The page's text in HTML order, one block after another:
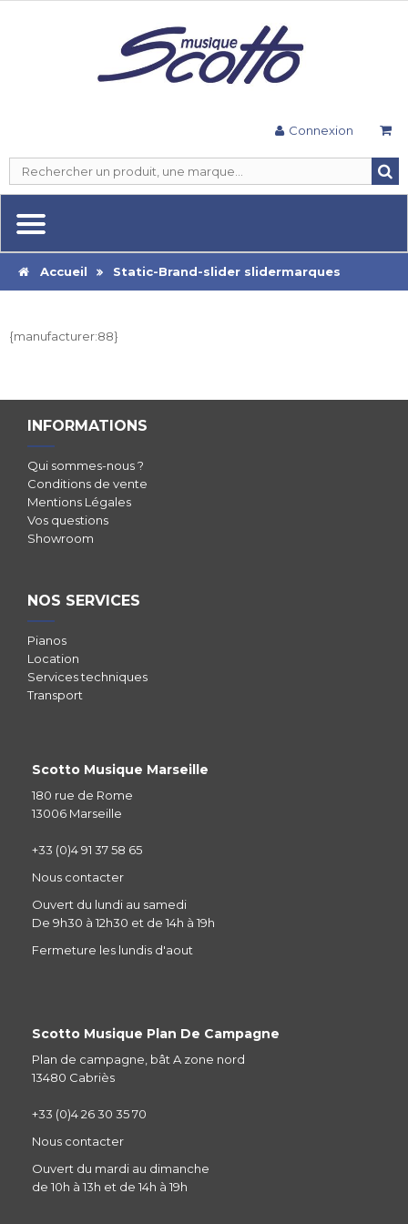
Connexion
Accueil Static-Brand-slider slidermarques
{manufacturer:88}
INFORMATIONS
Qui sommes-nous ?
Conditions de vente
Mentions Légales
Vos questions
Showroom
NOS SERVICES
Pianos
Location
Services techniques
Transport
Scotto Musique Marseille
180 rue de Rome
13006 Marseille
+33 (0)4 91 37 58 65
Nous contacter
Ouvert du lundi au samedi
De 9h30 à 12h30 et de 14h à 19h
Fermeture les lundis d'aout
Scotto Musique Plan De Campagne
Plan de campagne, bât A zone nord
13480 Cabriès
+33 (0)4 26 30 35 70
Nous contacter
Ouvert du mardi au dimanche
de 10h à 13h et de 14h à 19h